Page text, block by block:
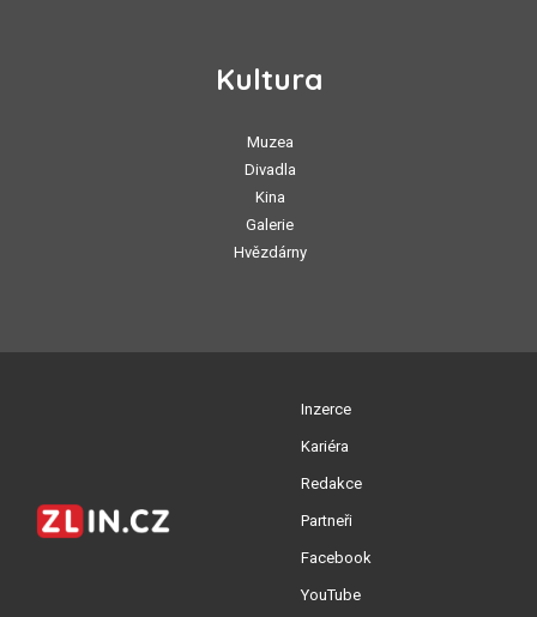
Kultura
Muzea
Divadla
Kina
Galerie
Hvězdárny
Inzerce
Kariéra
Redakce
Partneři
Facebook
YouTube